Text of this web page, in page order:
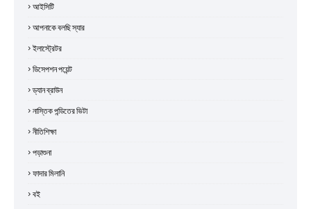
আইসিটি
আপনাকে বলছি স্যার
ইলাস্ট্রেটর
ডিসেপশন পয়েন্ট
ড্যান ব্রাউন
নাস্তিক পন্ডিতের ভিটা
নীতিশিক্ষা
পড়াশুনা
ফাদার মিলানি
বই